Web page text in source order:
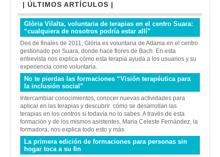
| ÚLTIMOS ARTÍCULOS |
Glòria Vilalta, voluntaria de terapias en el centro Suara:
“cualquiera de nosotros podría estar allí”
Des de finales de 2011, Glòria es voluntaria de Adama en el centro
gestionado por Suara, donde hace flores de Bach. En esta
entrevista nos explica cómo esta terapia ayuda a los usuarios y su
experiencia como voluntaria.
No te pierdas las formaciones “Visión terapéutica para
la inclusión social”
Intercambiar conocimientos, conocer nuevas actividades para
aplicar en las terapias y descubrir cómo se desarrollan las
terapias en los centros si todavía no lo sabes. A través de esta
formación y de los mismos asistentes, Maria Celeste Fernández, la
formadora, nos explica todo esto y más
La primera edición de formaciones para personas sin
hogar toca a su fin